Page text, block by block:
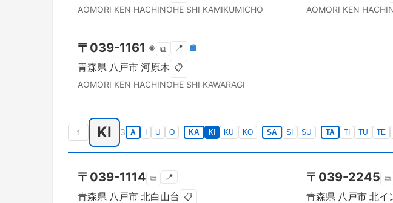
AOMORI KEN HACHINOHE SHI KAMIKUMICHO AOMORI KEN
〒 039-1161 ※ ⧉ 📍 🏣
青森県 八戸市 河原木 📋
AOMORI KEN HACHINOHE SHI KAWARAGI
↑ KI 3 A U O KA KI KU KO SA SI SU TA TI TU TE
〒 039-1114 ⧉ 📍
青森県 八戸市 北白山台 📋
〒 039-2245 ⧉
青森県 八戸市 北イ